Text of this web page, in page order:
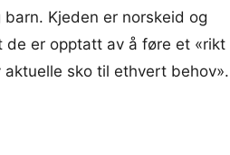
Kjeden er norskeid og
de er opptatt av å føre et «rikt
sko til ethvert behov».